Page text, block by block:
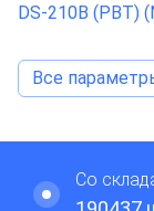
DS-210B (PBT)
Все
DRAGON CITY
Со